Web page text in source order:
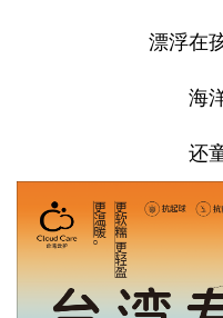
漂浮在
海
还